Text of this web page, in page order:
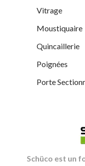
Vitrage
Moustiquaire
Quincaillerie
Poignées
Porte
Schüco est un